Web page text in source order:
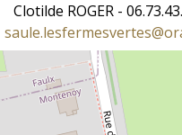
Clotilde ROGER -